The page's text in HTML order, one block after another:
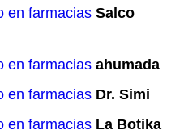
en farmaciasSalco
en farmaciasahumada
en farmacias Dr. Simi
en farmacias La Botika